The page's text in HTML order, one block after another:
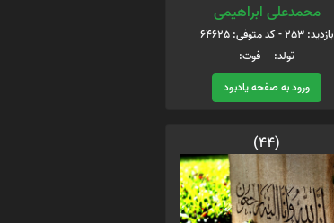
محمدعلی ابراهیمی
بازدید: 253 - کد متوفی: 64625
تولد: فوت:
ورود به صفحه یادبود
(44)